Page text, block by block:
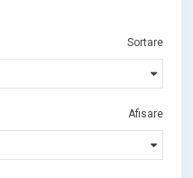
Sortare
Afisare